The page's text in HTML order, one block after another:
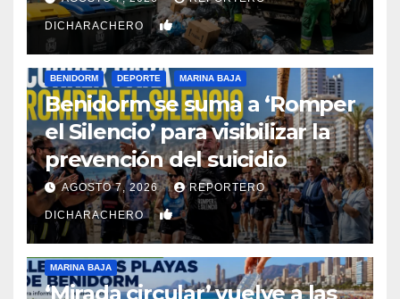
limpieza
DICHARACHERO 0
BENIDORM DEPORTE MARINA BAJA
Benidorm se suma a ‘Romper
el Silencio’ para visibilizar la
prevención del suicidio
AGOSTO 7, 2026 REPORTERO
DICHARACHERO 0
MARINA BAJA
‘Mirada circular’ vuelve a las